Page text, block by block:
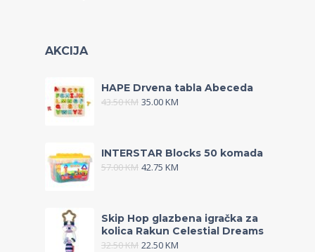
AKCIJA
HAPE Drvena tabla Abeceda
43.50KM 35.00KM
INTERSTAR Blocks 50 komada
57.00KM 42.75 KM
Skip Hop glazbena igračka za
kolica Rakun Celestial Dreams
32.50KM 22.50KM